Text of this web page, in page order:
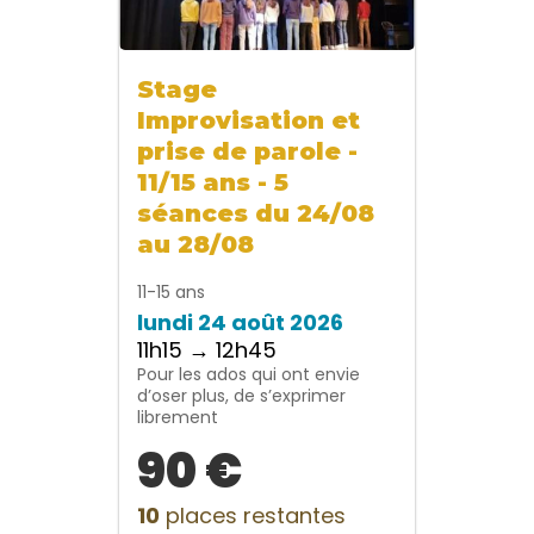
Stage
Improvisation et
prise de parole -
11/15 ans - 5
séances du 24/08
au 28/08
11-15 ans
lundi 24 août 2026
11h15 → 12h45
Pour les ados qui ont envie
d’oser plus, de s’exprimer
librement
90 €
10 places restantes